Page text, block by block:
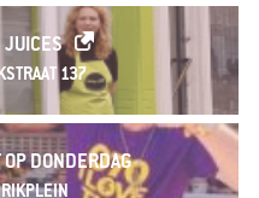
JUICES
137
DONDERDAG